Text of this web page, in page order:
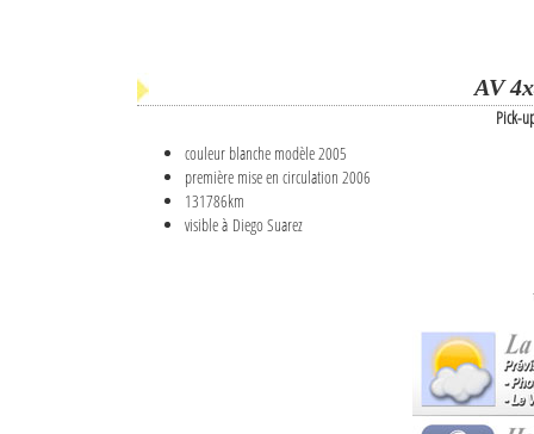
AV
Pick-
couleur blanche modèle 2005
première mise en circulation 2006
131786km
visible à Diego Suarez